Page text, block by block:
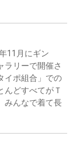
11月にギン
ラリーで開催さ
ポ組合」での
んどすべてがＴ
んなで着て長